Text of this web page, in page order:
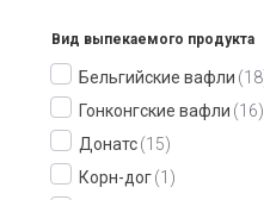
Вид выпекаемого продукта
Бельгийские вафли 18
Гонконгские вафли 16
Донатс 15
Корн-дог 1